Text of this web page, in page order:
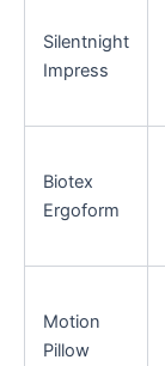
Silentnight
Impress
Biotex
Ergoform
Motion
Pillow